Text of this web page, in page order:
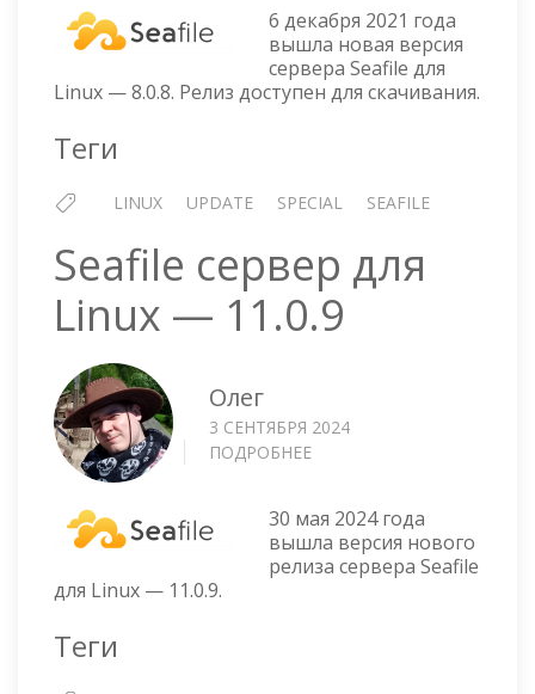
ДЛЯ
LINUX
—
8.0.8
6 декабря 2021 года
вышла новая версия
сервера Seafile для
Linux — 8.0.8. Релиз доступен для скачивания.
Теги
LINUX UPDATE SPECIAL SEAFILE
Seafile сервер для
Linux — 11.0.9
Олег
3 СЕНТЯБРЯ 2024
ПОДРОБНЕЕ
ДЛЯ
LINUX
—
30 мая 2024 года
вышла версия нового
релиза сервера Seafile
для Linux — 11.0.9.
Теги